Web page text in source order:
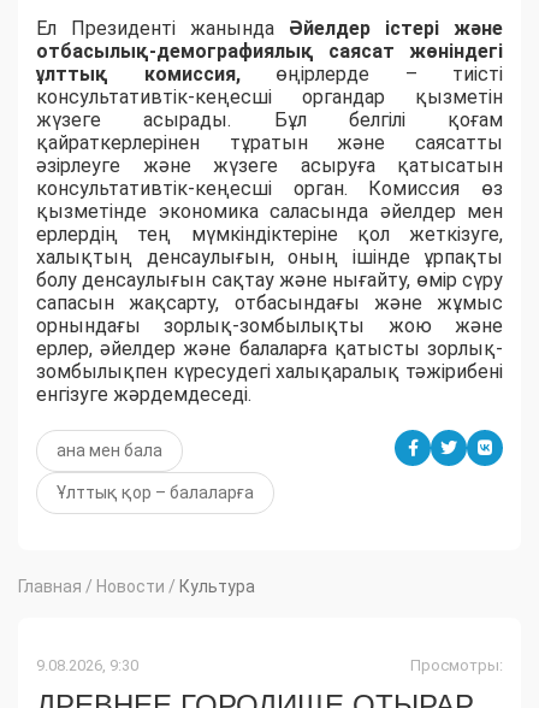
Ел Президенті жанында Әйелдер істері және
отбасылық-демографиялық саясат жөніндегі
ұлттық комиссия,өңірлерде – тиісті
консультативтік-кеңесші органдар қызметін
жүзеге асырады. Бұл белгілі қоғам
қайраткерлерінен тұратын және саясатты
әзірлеуге және жүзеге асыруға қатысатын
консультативтік-кеңесші орган. Комиссия өз
қызметінде экономика саласында әйелдер мен
ерлердің тең мүмкіндіктеріне қол жеткізуге,
халықтың денсаулығын, оның ішінде ұрпақты
болу денсаулығын сақтау және нығайту, өмір сүру
сапасын жақсарту, отбасындағы және жұмыс
орнындағы зорлық-зомбылықты жою және
ерлер, әйелдер және балаларға қатысты зорлық-
зомбылықпен күресудегі халықаралық тәжірибені
енгізуге жәрдемдеседі.
ана мен бала
Ұлттық қор – балаларға
Главная / Новости / Культура
9.08.2026, 9:30 Просмотры: